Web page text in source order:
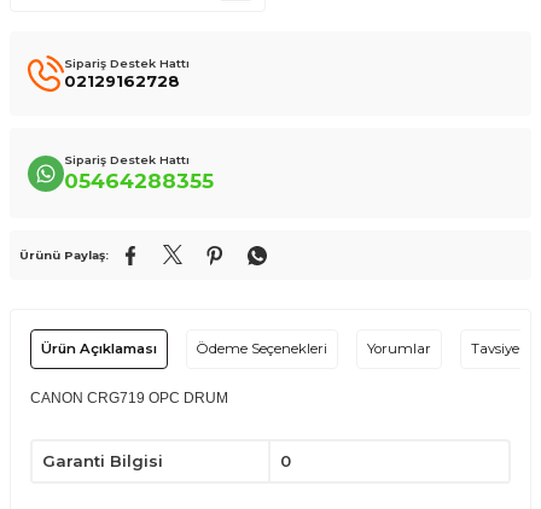
Sipariş Destek Hattı
02129162728
Sipariş Destek Hattı
05464288355
Ürünü Paylaş:
Ürün Açıklaması Ödeme Seçenekleri Yorumlar Tavsiye Et
CANON CRG719 OPC DRUM
Garanti Bilgisi 0